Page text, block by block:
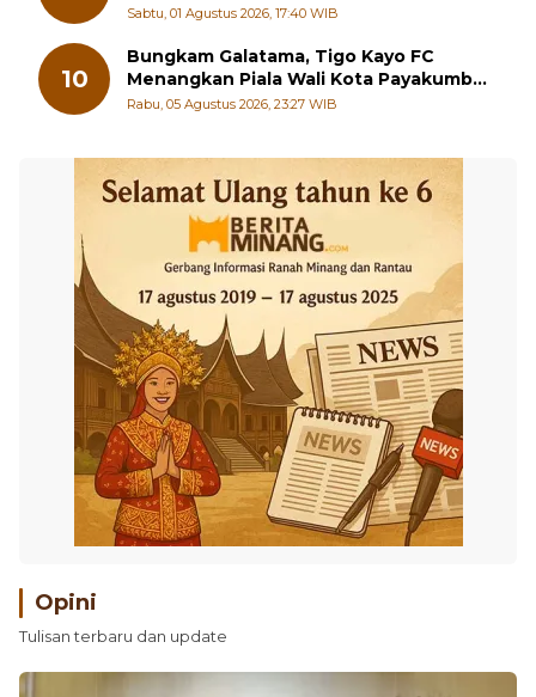
Sungai Beremas
Sabtu, 01 Agustus 2026, 17:40 WIB
10
Bungkam Galatama, Tigo Kayo FC
Menangkan Piala Wali Kota Payakumbuh
Cup 2026
Rabu, 05 Agustus 2026, 23:27 WIB
Opini
Tulisan terbaru dan update